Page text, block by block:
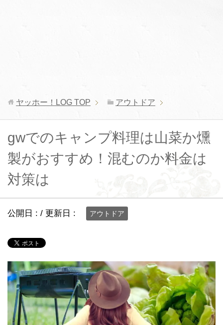
ヤッホー！LOG TOP アウトドア
gwでのキャンプ料理は山菜か燻
製がおすすめ！混むのか料金は
対策は
公開日 : / 更新日 : アウトドア